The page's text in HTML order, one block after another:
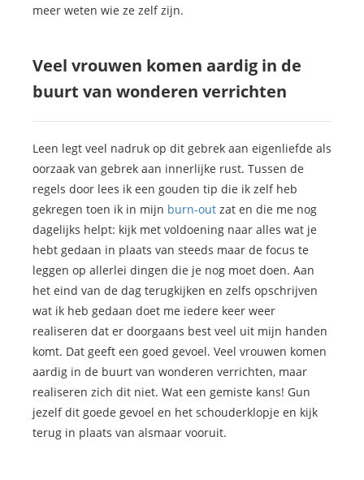
meer weten wie ze zelf zijn.
Veel vrouwen komen aardig in de
buurt van wonderen verrichten
Leen legt veel nadruk op dit gebrek aan eigenliefde als
oorzaak van gebrek aan innerlijke rust. Tussen de
regels door lees ik een gouden tip die ik zelf heb
gekregen toen ik in mijn burn-out zat en die me nog
dagelijks helpt: kijk met voldoening naar alles wat je
hebt gedaan in plaats van steeds maar de focus te
leggen op allerlei dingen die je nog moet doen. Aan
het eind van de dag terugkijken en zelfs opschrijven
wat ik heb gedaan doet me iedere keer weer
realiseren dat er doorgaans best veel uit mijn handen
komt. Dat geeft een goed gevoel. Veel vrouwen komen
aardig in de buurt van wonderen verrichten, maar
realiseren zich dit niet. Wat een gemiste kans! Gun
jezelf dit goede gevoel en het schouderklopje en kijk
terug in plaats van alsmaar vooruit.